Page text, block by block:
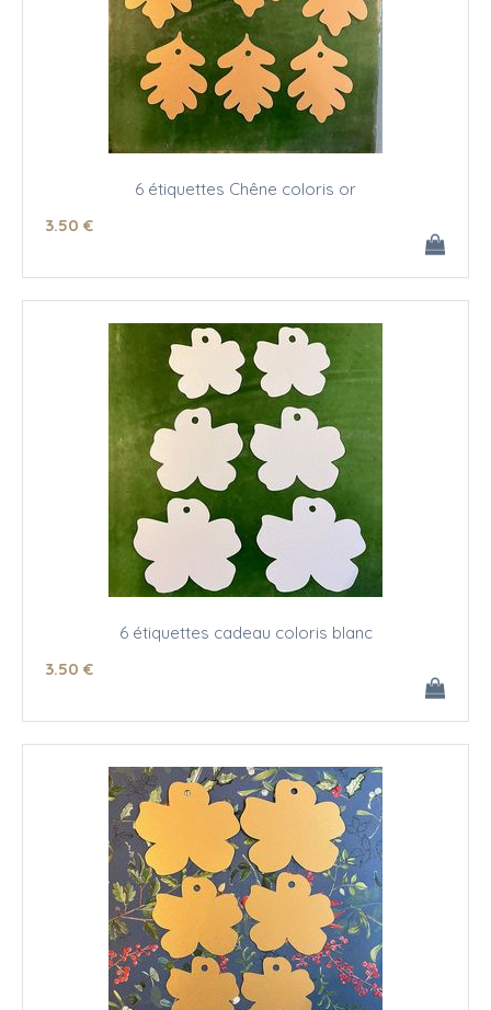
6 étiquettes Chêne coloris or
3.50 €
6 étiquettes cadeau coloris blanc
3.50 €